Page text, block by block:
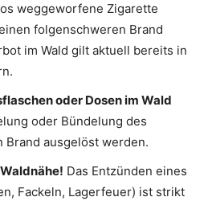
weggeworfene Zigarette
folgenschweren Brand
im Wald gilt aktuell bereits in
oder Dosen im Wald
oder Bündelung des
Brand ausgelöst werden.
Das Entzünden eines
Fackeln, Lagerfeuer) ist strikt